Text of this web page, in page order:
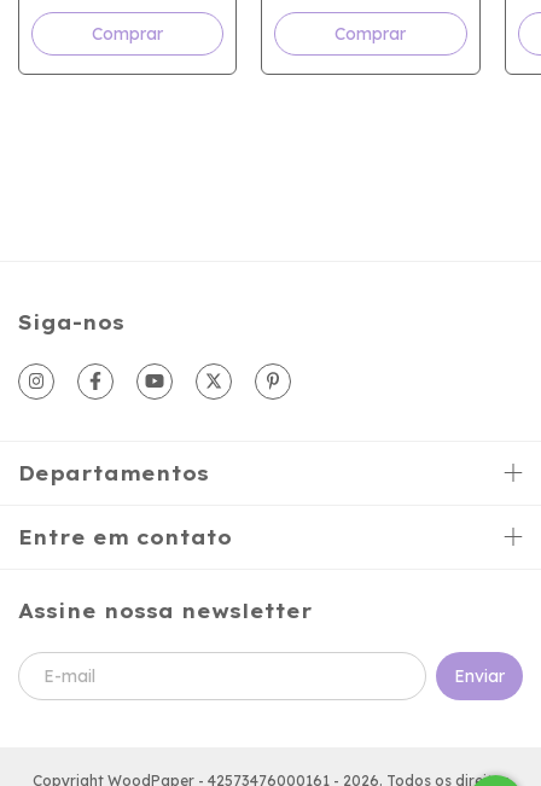
Siga-nos
Departamentos
Entre em contato
Assine nossa newsletter
Copyright WoodPaper - 42573476000161 - 2026. Todos os direitos